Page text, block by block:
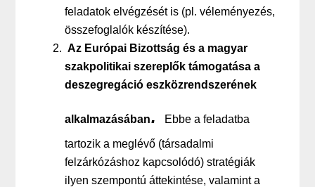
feladatok elvégzését is (pl. véleményezés,
összefoglalók készítése).
Az Európai Bizottság és a magyar
szakpolitikai szereplők támogatása a
deszegregáció eszközrendszerének
alkalmazásában. Ebbe a feladatba
tartozik a meglévő (társadalmi
felzárkózáshoz kapcsolódó) stratégiák
ilyen szempontú áttekintése, valamint a